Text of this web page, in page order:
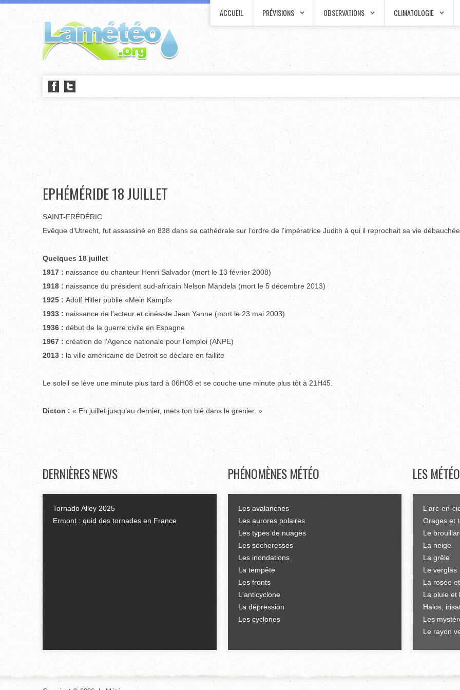
ACCUEIL PRÉVISIONS OBSERVATIONS CLIMATOLOGIE
EPHÉMÉRIDE 18 JUILLET
SAINT-FRÉDÉRIC
Evêque d’Utrecht, fut assassiné en 838 dans sa cathédrale sur l’ordre de l’impératrice Judith à qui il reprochait sa vie
Quelques 18 juillet
1917 : naissance du chanteur Henri Salvador (mort le 13 février 2008)
1918 : naissance du président sud-africain Nelson Mandela (mort le 5 décembre 2013)
1925 : Adolf Hitler publie «Mein Kampf»
1933 : naissance de l’acteur et cinéaste Jean Yanne (mort le 23 mai 2003)
1936 : début de la guerre civile en Espagne
1967 : création de l’Agence nationale pour l’emploi (ANPE)
2013 : la ville américaine de Detroit se déclare en faillite
Le soleil se lève une minute plus tard à 06H08 et se couche une minute plus tôt à 21H45.
Dicton : « En juillet jusqu’au dernier, mets ton blé dans le grenier. »
DERNIÈRESNEWS
Tornado Alley 2025
Ermont : quid des tornades en France
PHÉNOMÈNES MÉTÉO
Les avalanches
Les aurores polaires
Les types de nuages
Les sécheresses
Les inondations
La tempête
Les fronts
L'anticyclone
La dépression
Les cyclones
LES
L'arc-en-
Orages et
Le
La neige
La grêle
Le verglas
La rosée
La pluie et
Halos,
Les
Le rayon